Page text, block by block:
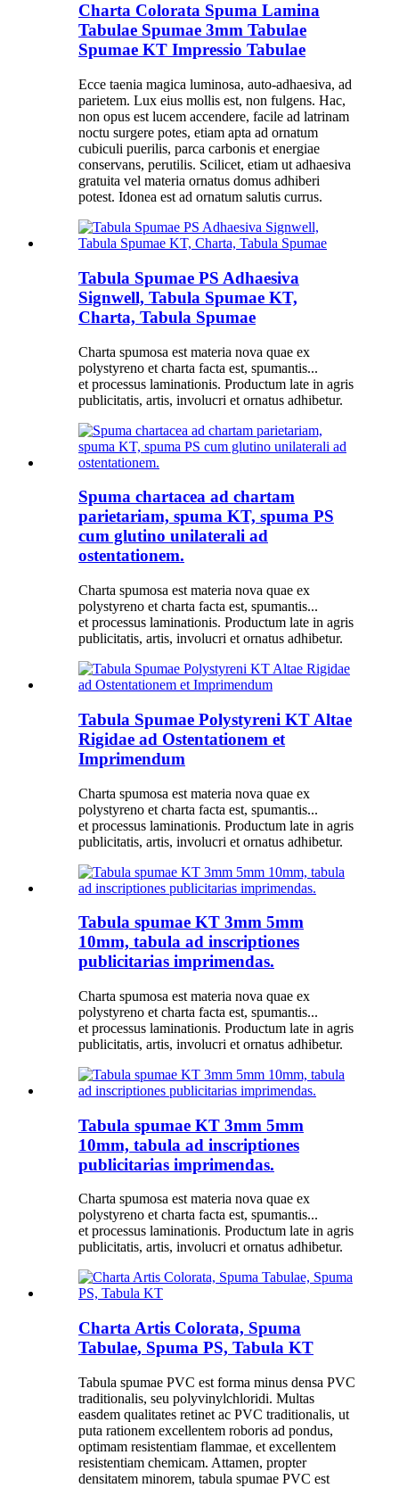
Charta Colorata Spuma Lamina
Tabulae Spumae 3mm Tabulae
Spumae KT Impressio Tabulae
Ecce taenia magica luminosa, auto-adhaesiva, ad
parietem. Lux eius mollis est, non fulgens. Hac,
non opus est lucem accendere, facile ad latrinam
noctu surgere potes, etiam apta ad ornatum
cubiculi puerilis, parca carbonis et energiae
conservans, perutilis. Scilicet, etiam ut adhaesiva
gratuita vel materia ornatus domus adhiberi
potest. Idonea est ad ornatum salutis currus.
Tabula Spumae PS Adhaesiva
Signwell, Tabula Spumae KT,
Charta, Tabula Spumae
Charta spumosa est materia nova quae ex
polystyreno et charta facta est, spumantis...
et processus laminationis. Productum late in agris
publicitatis, artis, involucri et ornatus adhibetur.
Spuma chartacea ad chartam
parietariam, spuma KT, spuma PS
cum glutino unilaterali ad
ostentationem.
Charta spumosa est materia nova quae ex
polystyreno et charta facta est, spumantis...
et processus laminationis. Productum late in agris
publicitatis, artis, involucri et ornatus adhibetur.
Tabula Spumae Polystyreni KT Altae
Rigidae ad Ostentationem et
Imprimendum
Charta spumosa est materia nova quae ex
polystyreno et charta facta est, spumantis...
et processus laminationis. Productum late in agris
publicitatis, artis, involucri et ornatus adhibetur.
Tabula spumae KT 3mm 5mm
10mm, tabula ad inscriptiones
publicitarias imprimendas.
Charta spumosa est materia nova quae ex
polystyreno et charta facta est, spumantis...
et processus laminationis. Productum late in agris
publicitatis, artis, involucri et ornatus adhibetur.
Tabula spumae KT 3mm 5mm
10mm, tabula ad inscriptiones
publicitarias imprimendas.
Charta spumosa est materia nova quae ex
polystyreno et charta facta est, spumantis...
et processus laminationis. Productum late in agris
publicitatis, artis, involucri et ornatus adhibetur.
Charta Artis Colorata, Spuma
Tabulae, Spuma PS, Tabula KT
Tabula spumae PVC est forma minus densa PVC
traditionalis, seu polyvinylchloridi. Multas
easdem qualitates retinet ac PVC traditionalis, ut
puta rationem excellentem roboris ad pondus,
optimam resistentiam flammae, et excellentem
resistentiam chemicam. Attamen, propter
densitatem minorem, tabula spumae PVC est